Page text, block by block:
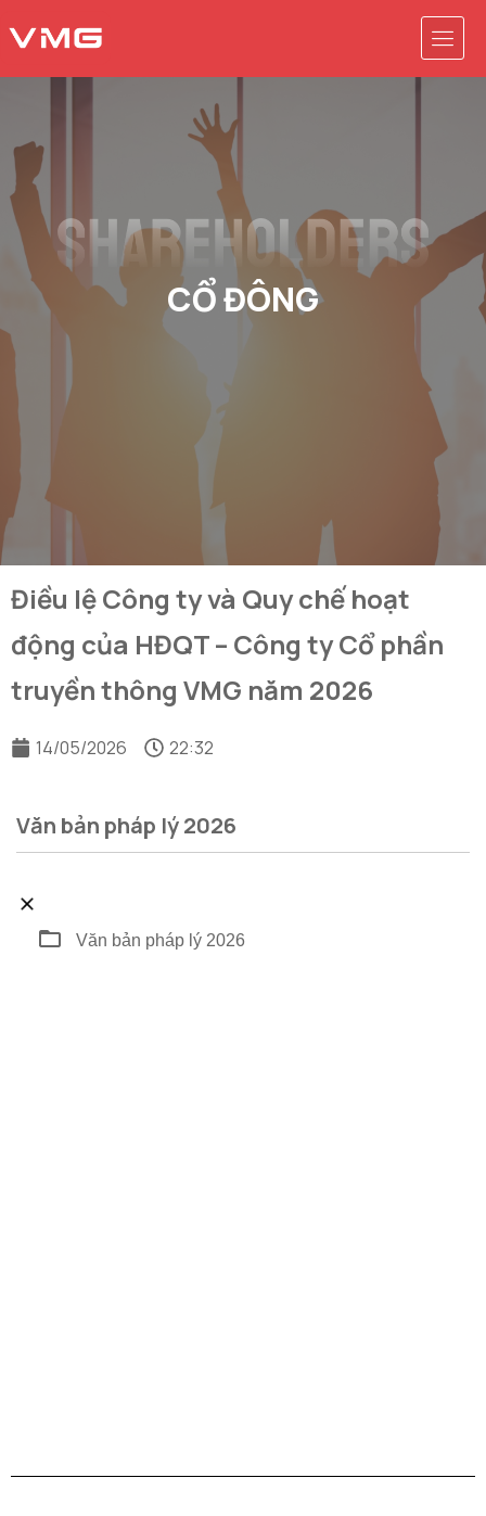
CỔ ĐÔNG
Điều lệ Công ty và Quy chế hoạt
động của HĐQT – Công ty Cổ phần
truyền thông VMG năm 2026
14/05/2026 22:32
Văn bản pháp lý 2026
Văn bản pháp lý 2026